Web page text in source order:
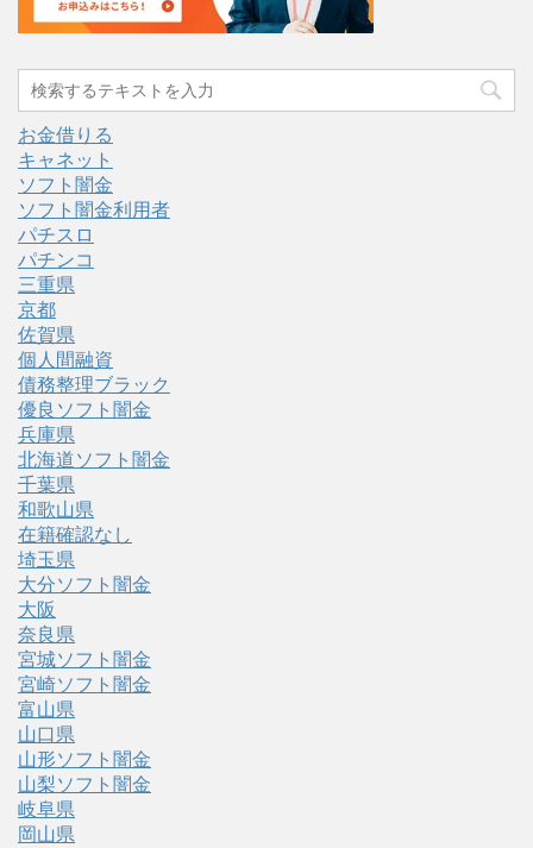
お金借りる
キャネット
ソフト闇金
ソフト闇金利用者
パチスロ
パチンコ
三重県
京都
佐賀県
個人間融資
債務整理ブラック
優良ソフト闇金
兵庫県
北海道ソフト闇金
千葉県
和歌山県
在籍確認なし
埼玉県
大分ソフト闇金
大阪
奈良県
宮城ソフト闇金
宮崎ソフト闇金
富山県
山口県
山形ソフト闇金
山梨ソフト闇金
岐阜県
岡山県